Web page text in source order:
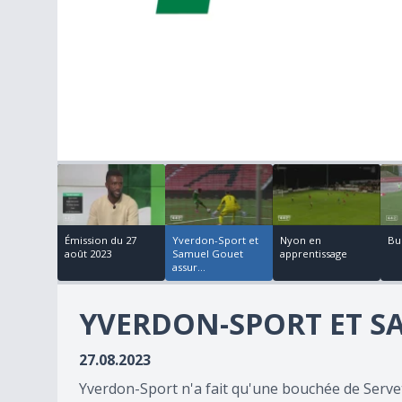
0
seconds
of
0
secondsVolume
90%
Émission du 27
août 2023
Yverdon-Sport et
Samuel Gouet
assur...
Nyon en
apprentissage
YVERDON-SPORT ET
27.08.2023
Yverdon-Sport n'a fait qu'une bouchée de